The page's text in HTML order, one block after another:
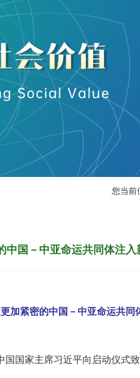
您当前
国－中亚命运共同体注入
加紧密的中国－中亚命运共同
国家主席习近平向启动仪式致